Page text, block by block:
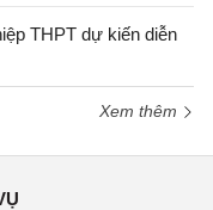
THPT dự kiến diễn
Xem thêm